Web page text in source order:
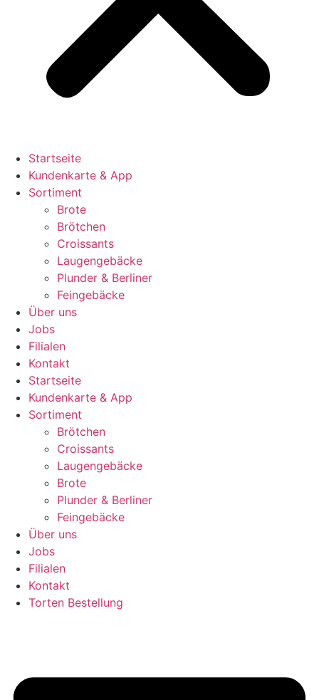
Startseite
Kundenkarte & App
Sortiment
Brote
Brötchen
Croissants
Laugengebäcke
Plunder & Berliner
Feingebäcke
Über uns
Jobs
Filialen
Kontakt
Startseite
Kundenkarte & App
Sortiment
Brötchen
Croissants
Laugengebäcke
Brote
Plunder & Berliner
Feingebäcke
Über uns
Jobs
Filialen
Kontakt
Torten Bestellung